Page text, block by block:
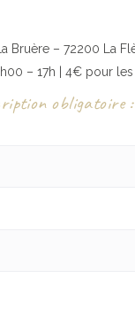
Bruère – 72200 La
– 17h | 4€ pour
obligatoire :